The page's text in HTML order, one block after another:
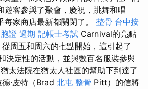
遊客參與了聚會，慶祝，跳舞和唱
家商店最新都關閉了。 整骨 台中按
證 過期 記帳士考試 Carnival的亮點
周五和周六的七點開始，這引起了
決定性的活動，並與數百名服裝參與
猶太法院在猶太人社區的幫助下到達了
·皮特（Brad 北屯 整骨 Pitt）的信將